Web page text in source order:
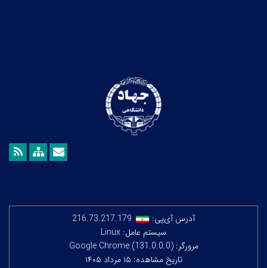
آدرس آی‌پی:
216.73.217.179
سیستم عامل: Linux
مرورگر: Google Chrome (131.0.0.0)
تاریخ مشاهده: ۱۵ مرداد ۱۴۰۵